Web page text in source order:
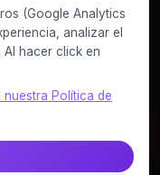
(Google Analytics
analizar el
hacer click en
nuestra Política de